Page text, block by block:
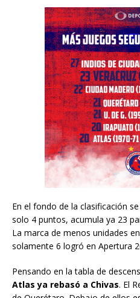
En el fondo de la clasificación
solo 4 puntos, acumula ya 23
La marca de menos unidades
solamente 6 logró en Apertura
Pensando en la tabla de
Atlas ya rebasó a Chivas. El